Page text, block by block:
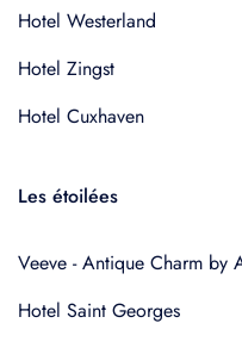
Hotel Westerland
Hotel Zingst
Hotel Cuxhaven
Les étoilées
Veeve - Antique Charm by
Hotel Saint Georges